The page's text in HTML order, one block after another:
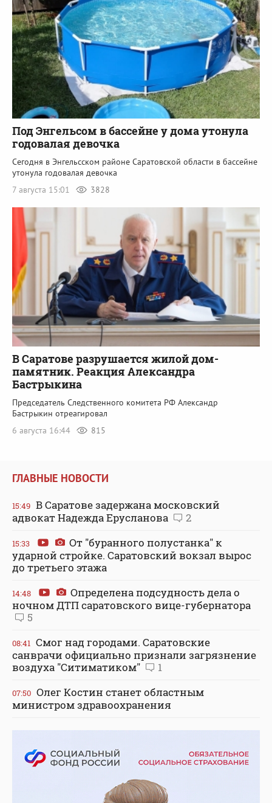
Под Энгельсом в бассейне у дома утонула
годовалая девочка
Сегодня в Энгельсском районе Саратовской области в бассейне
утонула годовалая девочка
7 августа 15:01
3828
В Саратове разрушается жилой дом-
памятник. Реакция Александра
Бастрыкина
Председатель Следственного комитета РФ Александр
Бастрыкин отреагировал
6 августа 16:44
815
ГЛАВНЫЕ НОВОСТИ
15:49 В Саратове задержана московский
адвокат Надежда Ерусланова
2
15:33
От "буранного полустанка" к
ударной стройке. Саратовский вокзал вырос
до третьего этажа
14:48
Определена подсудность дела о
ночном ДТП саратовского вице-губернатора
5
08:41 Смог над городами. Саратовские
санврачи официально признали загрязнение
воздуха "Ситиматиком"
1
07:50 Олег Костин станет областным
министром здравоохранения